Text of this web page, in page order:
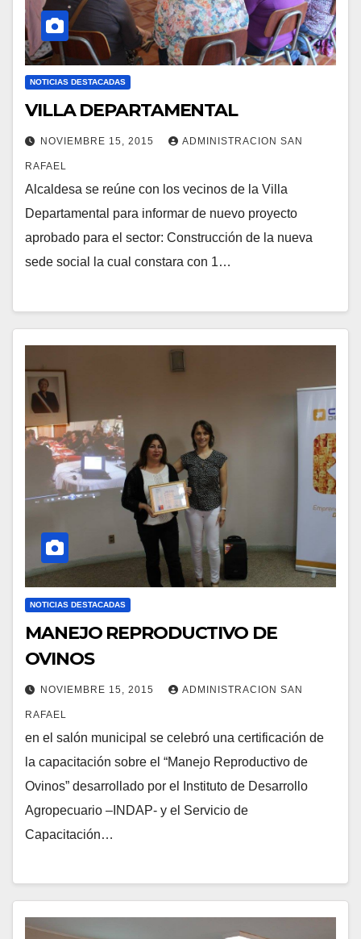
NOTICIAS DESTACADAS
VILLA DEPARTAMENTAL
NOVIEMBRE 15, 2015 ADMINISTRACION SAN
RAFAEL
Alcaldesa se reúne con los vecinos de la Villa
Departamental para informar de nuevo proyecto
aprobado para el sector: Construcción de la nueva
sede social la cual constara con 1…
NOTICIAS DESTACADAS
MANEJO REPRODUCTIVO DE
OVINOS
NOVIEMBRE 15, 2015 ADMINISTRACION SAN
RAFAEL
en el salón municipal se celebró una certificación de
la capacitación sobre el “Manejo Reproductivo de
Ovinos” desarrollado por el Instituto de Desarrollo
Agropecuario –INDAP- y el Servicio de
Capacitación…